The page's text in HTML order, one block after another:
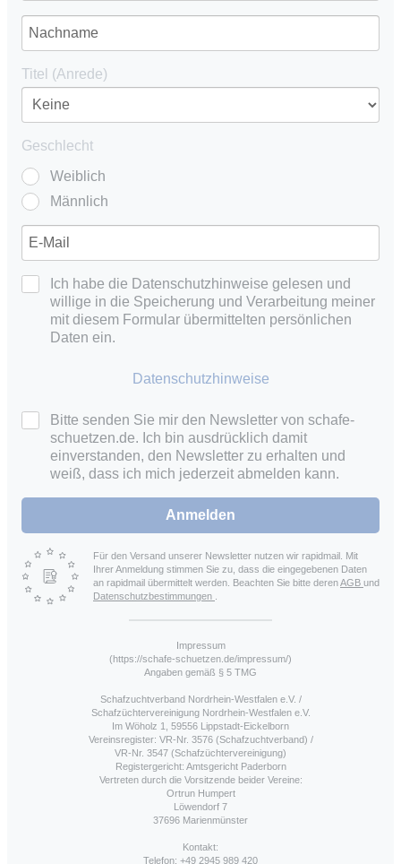
Titel (Anrede)
Geschlecht
Weiblich
Männlich
Ich habe die Datenschutzhinweise gelesen und
willige in die Speicherung und Verarbeitung meiner
mit diesem Formular übermittelten persönlichen
Daten ein.
Datenschutzhinweise
Bitte senden Sie mir den Newsletter von schafe-
schuetzen.de. Ich bin ausdrücklich damit
einverstanden, den Newsletter zu erhalten und
weiß, dass ich mich jederzeit abmelden kann.
Anmelden
Für den Versand unserer Newsletter nutzen wir rapidmail. Mit
Ihrer Anmeldung stimmen Sie zu, dass die eingegebenen Daten
an rapidmail übermittelt werden. Beachten Sie bitte derenAGB und
Datenschutzbestimmungen
Impressum
(https://schafe-schuetzen.de/impressum/)
Angaben gemäß § 5 TMG
Schafzuchtverband Nordrhein-Westfalen e.V. /
Schafzüchtervereinigung Nordrhein-Westfalen e.V.
Im Wöholz 1, 59556 Lippstadt-Eickelborn
Vereinsregister: VR-Nr. 3576 (Schafzuchtverband) /
VR-Nr. 3547 (Schafzüchtervereinigung)
Registergericht: Amtsgericht Paderborn
Vertreten durch die Vorsitzende beider Vereine:
Ortrun Humpert
Löwendorf 7
37696 Marienmünster
Kontakt:
Telefon: +49 2945 989 420